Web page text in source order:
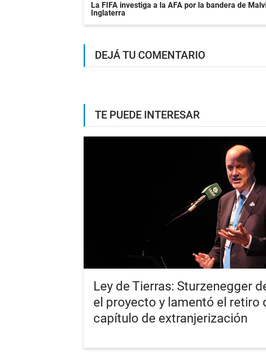
La FIFA investiga a la AFA por la bandera de
Inglaterra
DEJÁ TU COMENTARIO
TE PUEDE INTERESAR
Ley de Tierras: Sturzenegger
el proyecto y lamentó el retiro
capítulo de extranjerización